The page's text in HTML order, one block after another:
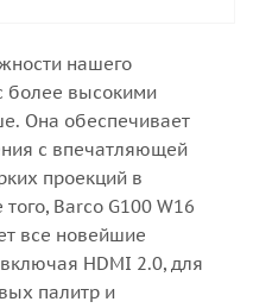
нашего
более высокими
Она обеспечивает
с впечатляющей
проекций в
Barco G100 W16
все новейшие
HDMI 2.0, для
палитр и